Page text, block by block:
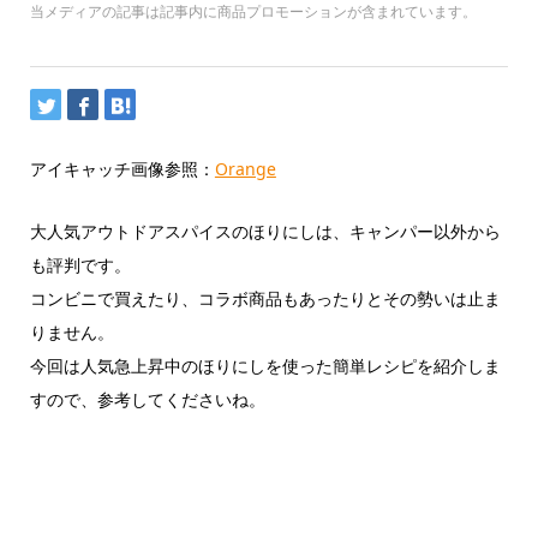
当メディアの記事は記事内に商品プロモーションが含まれています。
アイキャッチ画像参照： Orange
大人気アウトドアスパイスのほりにしは、キャンパー以外から
も評判です。
コンビニで買えたり、コラボ商品もあったりとその勢いは止ま
りません。
今回は人気急上昇中のほりにしを使った簡単レシピを紹介しま
すので、参考してくださいね。